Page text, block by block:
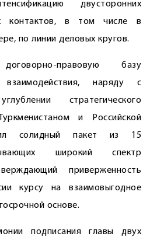
двусторонних
контактов, в том числе в
по линии деловых кругов.
правовую базу
взаимодействия, наряду с
стратегического
и Российской
солидный пакет из 15
широкий спектр
приверженность
курсу на взаимовыгодное
основе.
подписания главы двух